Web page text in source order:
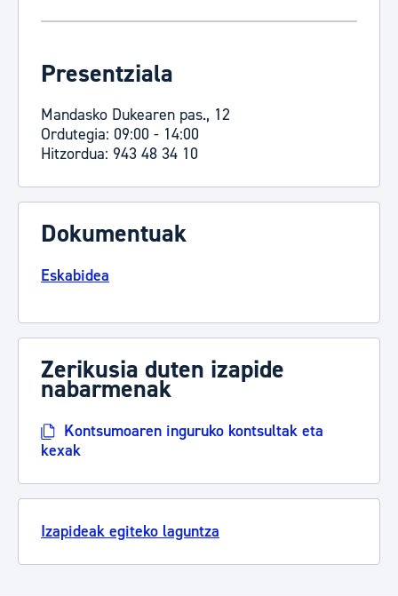
Presentziala
Mandasko Dukearen pas., 12
Ordutegia: 09:00 - 14:00
Hitzordua: 943 48 34 10
Dokumentuak
Eskabidea
Zerikusia duten izapide
nabarmenak
Kontsumoaren inguruko kontsultak eta
kexak
Izapideak egiteko laguntza